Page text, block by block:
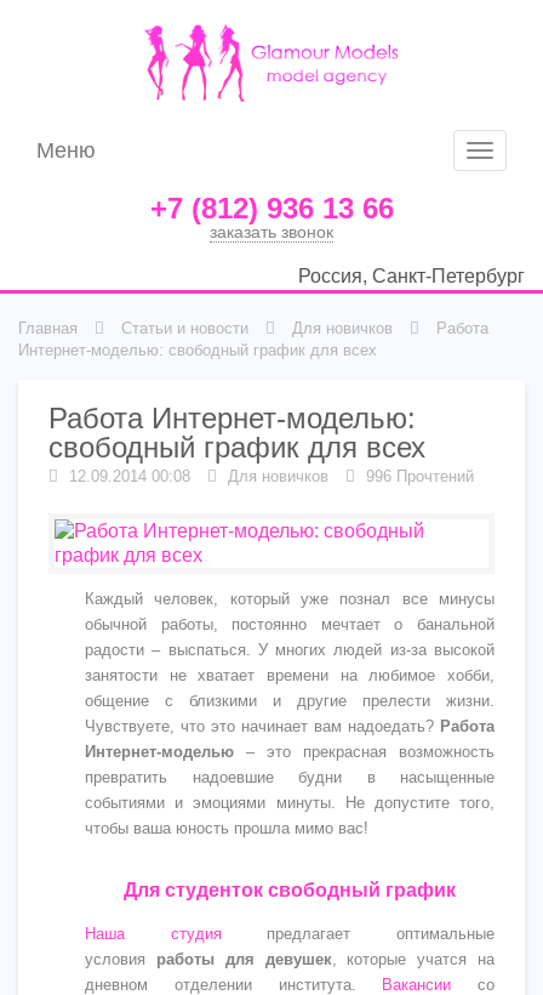
Меню
Меню
+7 (812) 936 13 66
заказать звонок
Россия, Санкт-Петербург
Главная Статьи и новости Для новичков
Работа
Интернет-моделью: свободный график для всех
Работа Интернет-моделью:
свободный график для всех
12.09.2014 00:08 Для новичков 996 Прочтений
Каждый человек, который уже познал все минусы
обычной работы, постоянно мечтает о банальной
радости – выспаться. У многих людей из-за высокой
занятости не хватает времени на любимое хобби,
общение с близкими и другие прелести жизни.
Чувствуете, что это начинает вам надоедать? Работа
Интернет-моделью – это прекрасная возможность
превратить надоевшие будни в насыщенные
событиями и эмоциями минуты. Не допустите того,
чтобы ваша юность прошла мимо вас!
Для студенток свободный график
Наша студияпредлагает оптимальные
условия работы для девушек, которые учатся на
дневном отделении института.
Вакансии со